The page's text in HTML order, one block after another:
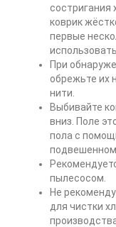
состригания
коврик
первые
При
обрежьте их
нити.
Выбивайте
вниз. Поле
пола с
подвешенном
пылесосом.
Не
для чистки